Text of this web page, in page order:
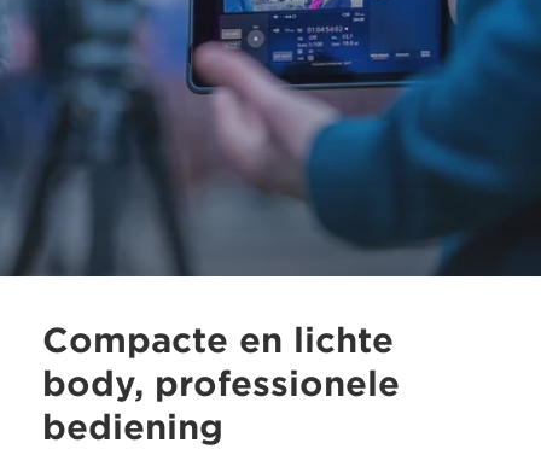
Compacte en lichte
body, professionele
bediening